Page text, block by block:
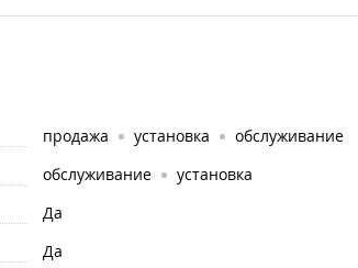
продажа установка
обслуживание
обслуживание
установка
Да
Да